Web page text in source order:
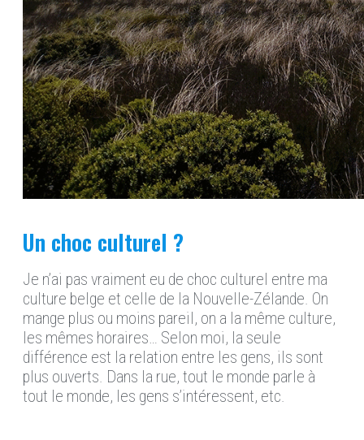
Un choc culturel ?
Je n’ai pas vraiment eu de choc culturel entre ma
culture belge et celle de la Nouvelle-Zélande. On
mange plus ou moins pareil, on a la même culture,
les mêmes horaires… Selon moi, la seule
différence est la relation entre les gens, ils sont
plus ouverts. Dans la rue, tout le monde parle à
tout le monde, les gens s’intéressent, etc.